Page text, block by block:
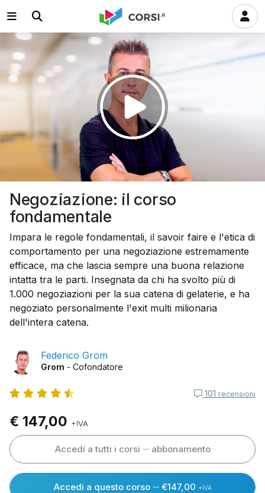
Negoziazione: il corso
fondamentale
Impara le regole fondamentali, il savoir faire e l'etica di
comportamento per una negoziazione estremamente
efficace, ma che lascia sempre una buona relazione
intatta tra le parti. Insegnata da chi ha svolto più di
1.000 negoziazioni per la sua catena di gelaterie, e ha
negoziato personalmente l'exit multi milionaria
dell'intera catena.
Federico Grom
Grom - Cofondatore
101 recensioni
€ 147,00 +IVA
Accedi a tutti i corsi abbonamento
Accedi a questo corso €147,00 +IVA
Riprodurre
il
video